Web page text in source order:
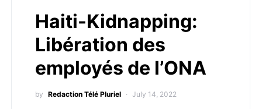
Haiti-Kidnapping:
Libération des
employés de l’ONA
by Redaction Télé Pluriel July 14, 2022